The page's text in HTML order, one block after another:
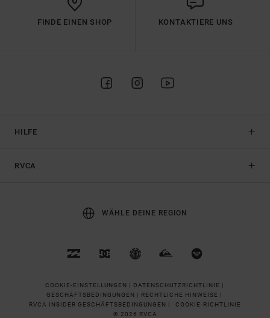
FINDE EINEN SHOP KONTAKTIERE UNS
HILFE
RVCA
WÄHLE DEINE REGION
COOKIE-EINSTELLUNGEN | DATENSCHUTZRICHTLINIE |
GESCHÄFTSBEDINGUNGEN | RECHTLICHE HINWEISE |
RVCA INSIDER GESCHÄFTSBEDINGUNGEN |
COOKIE-RICHTLINIE
© 2026 RVCA